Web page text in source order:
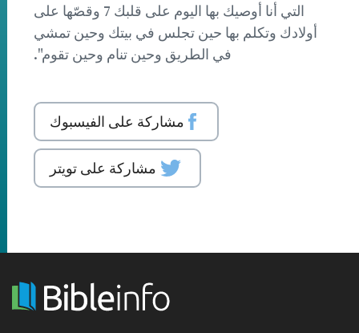
التي أنا أوصيك بها اليوم على قلبك 7 وقصّها على
أولادك وتكلم بها حين تجلس في بيتك وحين تمشي
في الطريق وحين تنام وحين تقوم".
مشاركة على الفيسبوك
مشاركة على تويتر